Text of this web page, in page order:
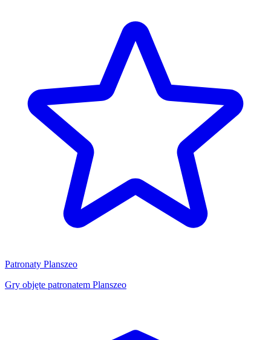
Patronaty Planszeo
Gry objęte patronatem Planszeo